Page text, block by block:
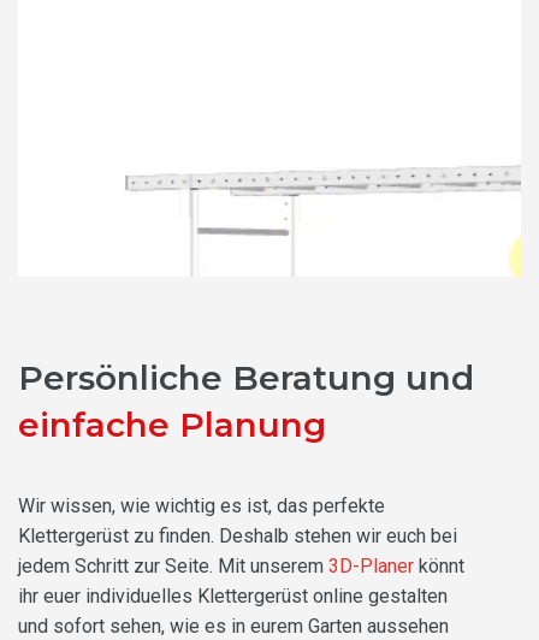
Persönliche Beratung und
einfache Planung
Wir wissen, wie wichtig es ist, das perfekte
Klettergerüst zu finden. Deshalb stehen wir euch bei
jedem Schritt zur Seite. Mit unserem 3D-Planer könnt
ihr euer individuelles Klettergerüst online gestalten
und sofort sehen, wie es in eurem Garten aussehen